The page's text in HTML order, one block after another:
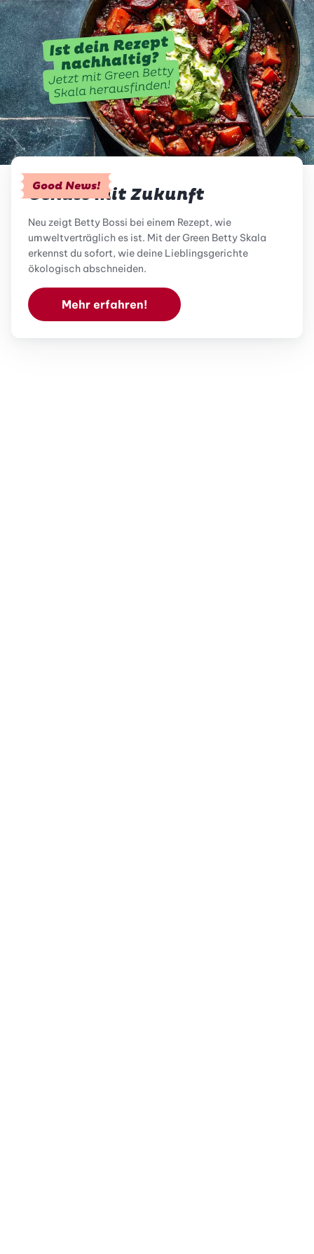
Good News!
Genuss mit Zukunft
Neu zeigt Betty Bossi bei einem Rezept, wie
umweltverträglich es ist. Mit der Green Betty Skala
erkennst du sofort, wie deine Lieblingsgerichte
ökologisch abschneiden.
Mehr erfahren!